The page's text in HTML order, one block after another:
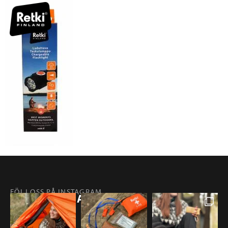
FÖLJ OSS PÅ INSTAGRAM
@RETKIFINLAND